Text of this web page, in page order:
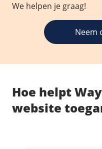
We helpen je graag!
Neem
Hoe helpt
website